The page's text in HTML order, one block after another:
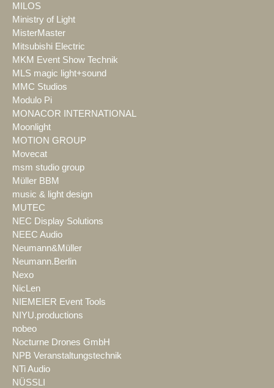
MILOS
Ministry of Light
MisterMaster
Mitsubishi Electric
MKM Event Show Technik
MLS magic light+sound
MMC Studios
Modulo Pi
MONACOR INTERNATIONAL
Moonlight
MOTION GROUP
Movecat
msm studio group
Müller BBM
music & light design
MUTEC
NEC Display Solutions
NEEC Audio
Neumann&Müller
Neumann.Berlin
Nexo
NicLen
NIEMEIER Event Tools
NIYU.productions
nobeo
Nocturne Drones GmbH
NPB Veranstaltungstechnik
NTi Audio
NÜSSLI